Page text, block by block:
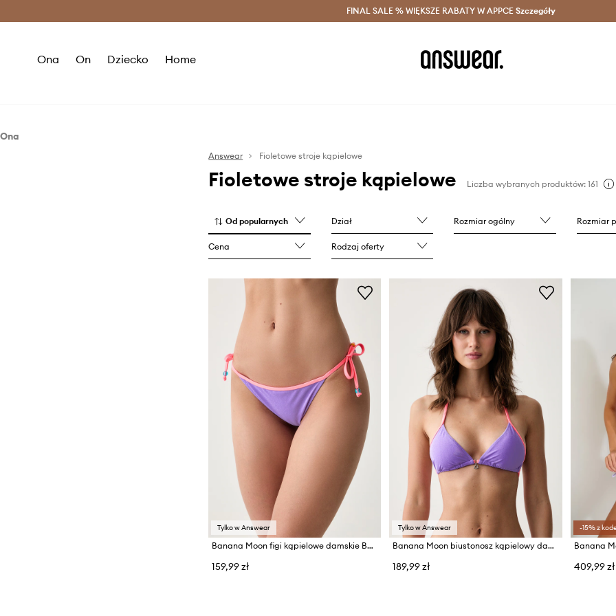
Oszczędzaj z Answear Club > Dostawa nawet w 24h >
FINAL SALE % WIĘKSZE RABATY W APPCE Szczegóły
Ona On Dziecko Home
Ona
Answear Fioletowe stroje kąpielowe
Fioletowe stroje kąpielowe Liczba wybranych produktów: 161
Od popularnych Dział Rozmiar ogólny Rozmiar
Cena Rodzaj oferty
Tylko w Answear
Banana Moon figi kąpielowe damskie BELLAYA
159,99 zł
Tylko w Answear
Banana Moon biustonosz kąpielowy damski BELLAYA
189,99 zł
-15% z
409,99 zł